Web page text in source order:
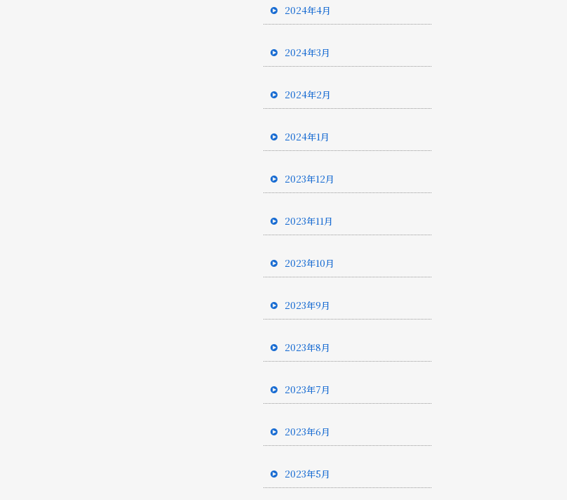
2024年4月
2024年3月
2024年2月
2024年1月
2023年12月
2023年11月
2023年10月
2023年9月
2023年8月
2023年7月
2023年6月
2023年5月